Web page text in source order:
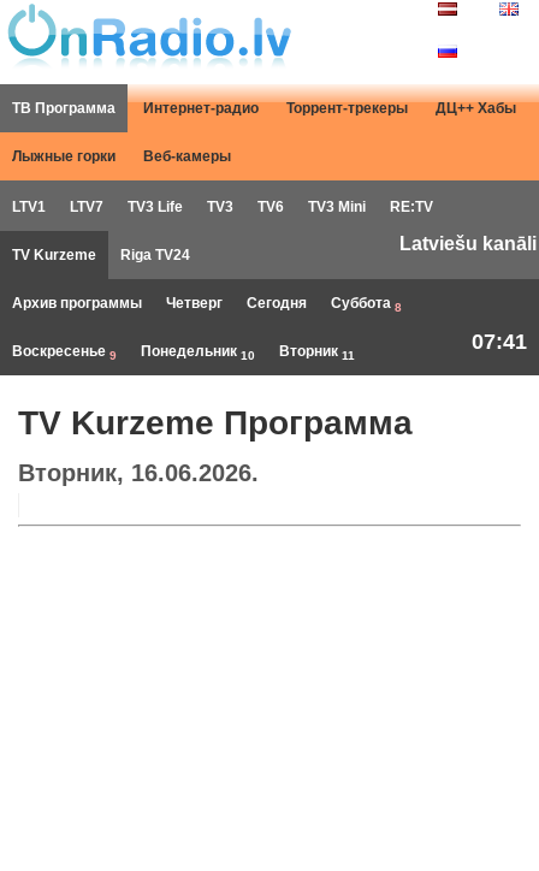
ТВ Программа Интернет-радио Торрент-трекеры ДЦ++ Хабы
Лыжные горки Веб-камеры
LTV1 LTV7 TV3 Life TV3 TV6 TV3 Mini RE:TV
TV Kurzeme Riga TV24
Latviešu kanāli
Архив программы Четверг Сегодня Суббота 8
Воскресенье 9 Понедельник 10 Вторник 11
07:41
TV Kurzeme Программа
Вторник, 16.06.2026.